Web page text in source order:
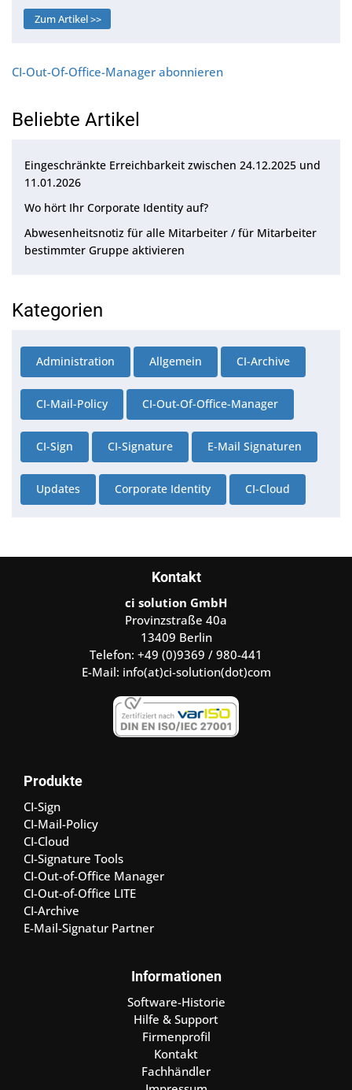
Zum Artikel >>
CI-Out-Of-Office-Manager abonnieren
Beliebte Artikel
Eingeschränkte Erreichbarkeit zwischen 24.12.2025 und
11.01.2026
Wo hört Ihr Corporate Identity auf?
Abwesenheitsnotiz für alle Mitarbeiter / für Mitarbeiter
bestimmter Gruppe aktivieren
Kategorien
Administration Allgemein CI-Archive
CI-Mail-Policy CI-Out-Of-Office-Manager
CI-Sign CI-Signature E-Mail Signaturen
Updates Corporate Identity CI-Cloud
Kontakt
ci solution GmbH
Provinzstraße 40a
13409 Berlin
Telefon: +49 (0)9369 / 980-441
E-Mail: info(at)ci-solution(dot)com
Produkte
CI-Sign
CI-Mail-Policy
CI-Cloud
CI-Signature Tools
CI-Out-of-Office Manager
CI-Out-of-Office LITE
CI-Archive
E-Mail-Signatur Partner
Informationen
Software-Historie
Hilfe & Support
Firmenprofil
Kontakt
Fachhändler